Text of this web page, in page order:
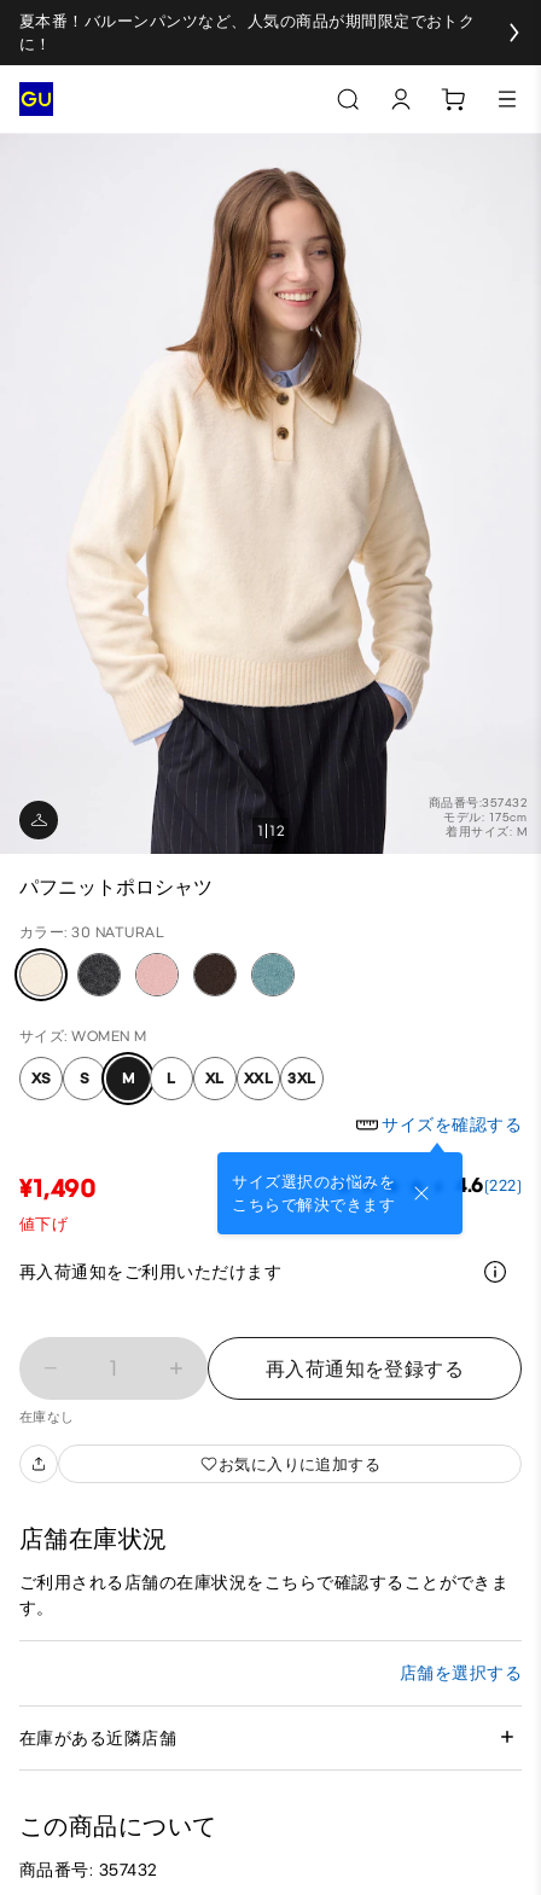
夏本番！バルーンパンツなど、人気の商品が期間限定でおトク
に！
商品番号:357432
モデル: 175cm
着用サイズ: M
1 12
パフニットポロシャツ
カラー: 30 NATURAL
サイズ: WOMEN M
XS S M L XL XXL 3XL
サイズを確認する
サイズ選択のお悩みを
こちらで解決できます
¥1,490 4.6(222)
値下げ
再入荷通知をご利用いただけます
1 再入荷通知を登録する
在庫なし
お気に入りに追加する
店舗在庫状況
ご利用される店舗の在庫状況をこちらで確認することができま
す。
店舗を選択する
在庫がある近隣店舗
この商品について
商品番号: 357432